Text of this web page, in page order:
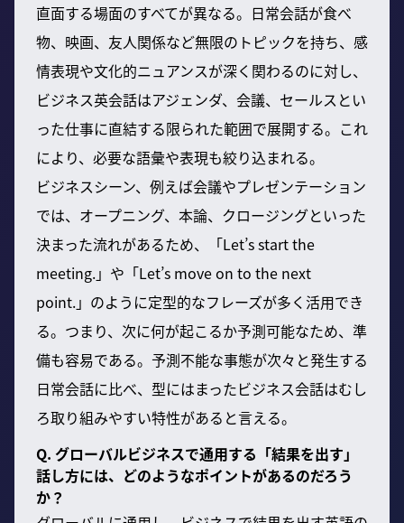
直面する場面のすべてが異なる。日常会話が食べ
物、映画、友人関係など無限のトピックを持ち、感
情表現や文化的ニュアンスが深く関わるのに対し、
ビジネス英会話はアジェンダ、会議、セールスとい
った仕事に直結する限られた範囲で展開する。これ
により、必要な語彙や表現も絞り込まれる。
ビジネスシーン、例えば会議やプレゼンテーション
では、オープニング、本論、クロージングといった
決まった流れがあるため、「Let’s start the
meeting.」や「Let’s move on to the next
point.」のように定型的なフレーズが多く活用でき
る。つまり、次に何が起こるか予測可能なため、準
備も容易である。予測不能な事態が次々と発生する
日常会話に比べ、型にはまったビジネス会話はむし
ろ取り組みやすい特性があると言える。
Q. グローバルビジネスで通用する「結果を出す」
話し方には、どのようなポイントがあるのだろう
か？